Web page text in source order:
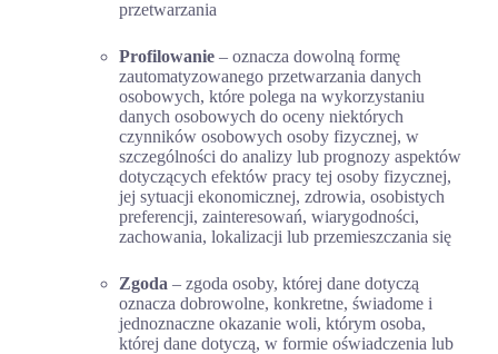
przetwarzania
Profilowanie– oznacza dowolną formę
zautomatyzowanego przetwarzania danych
osobowych, które polega na wykorzystaniu
danych osobowych do oceny niektórych
czynników osobowych osoby fizycznej, w
szczególności do analizy lub prognozy aspektów
dotyczących efektów pracy tej osoby fizycznej,
jej sytuacji ekonomicznej, zdrowia, osobistych
preferencji, zainteresowań, wiarygodności,
zachowania, lokalizacji lub przemieszczania się
Zgoda – zgoda osoby, której dane dotyczą
oznacza dobrowolne, konkretne, świadome i
jednoznaczne okazanie woli, którym osoba,
której dane dotyczą, w formie oświadczenia lub